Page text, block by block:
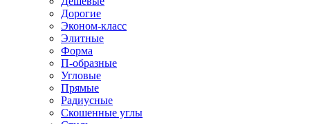
Дорогие
Эконом-класс
Элитные
Форма
П-образные
Угловые
Прямые
Радиусные
Скошенные углы